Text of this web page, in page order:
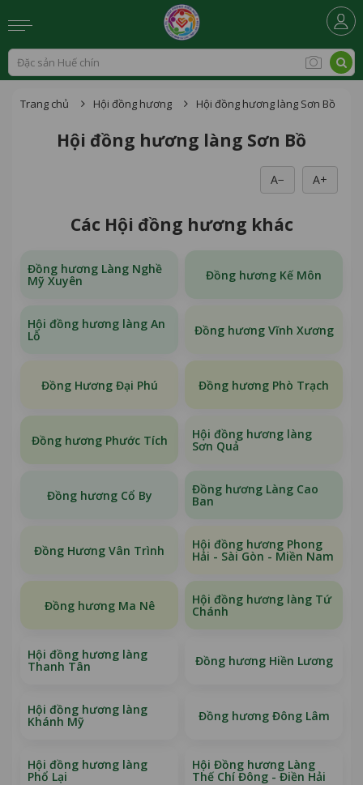
Trang chủ Hội đồng hương Hội đồng hương làng Sơn Bồ
Hội đồng hương làng Sơn Bồ
A− A+
Các Hội đồng hương khác
Đồng hương Làng Nghề
Mỹ Xuyên Đồng hương Kế Môn
Hội đồng hương làng An
Lỗ Đồng hương Vĩnh Xương
Đồng Hương Đại Phú Đồng hương Phò Trạch
Đồng hương Phước Tích Hội đồng hương làng
Sơn Quả
Đồng hương Cổ By Đồng hương Làng Cao
Ban
Đồng Hương Vân Trình Hội đồng hương Phong
Hải - Sài Gòn - Miền Nam
Đồng hương Ma Nê Hội đồng hương làng Tứ
Chánh
Hội đồng hương làng
Thanh Tân Đồng hương Hiền Lương
Hội đồng hương làng
Khánh Mỹ Đồng hương Đông Lâm
Hội đồng hương làng
Phổ Lại
Hội Đồng hương Làng
Thế Chí Đông - Điền Hải